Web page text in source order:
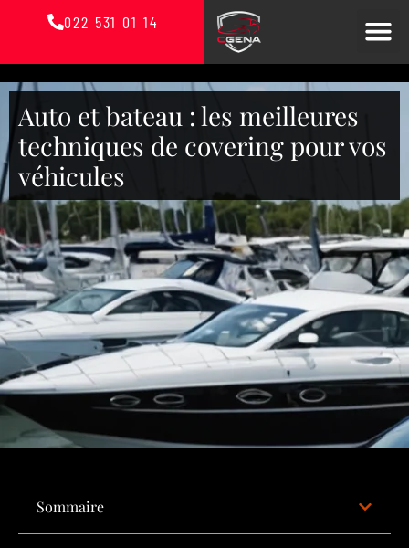
022 531 01 14
Auto et bateau : les meilleures
techniques de covering pour vos
véhicules
Sommaire